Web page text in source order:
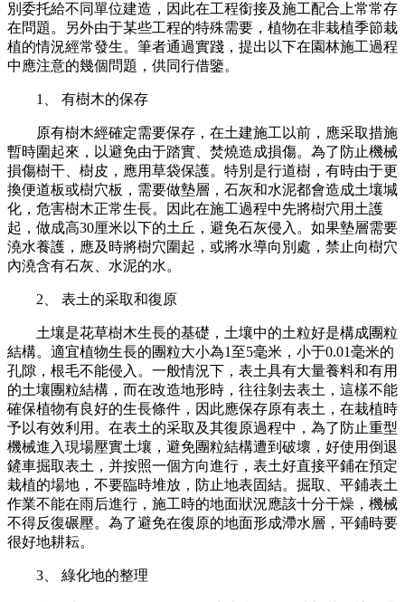
別委托給不同單位建造，因此在工程銜接及施工配合上常常存
在問題。另外由于某些工程的特殊需要，植物在非栽植季節栽
植的情況經常發生。筆者通過實踐，提出以下在園林施工過程
中應注意的幾個問題，供同行借鑒。
1、 有樹木的保存
原有樹木經確定需要保存，在土建施工以前，應采取措施
暫時圍起來，以避免由于踏實、焚燒造成損傷。為了防止機械
損傷樹干、樹皮，應用草袋保護。特別是行道樹，有時由于更
換便道板或樹穴板，需要做墊層，石灰和水泥都會造成土壤堿
化，危害樹木正常生長。因此在施工過程中先將樹穴用土護
起，做成高30厘米以下的土丘，避免石灰侵入。如果墊層需要
澆水養護，應及時將樹穴圍起，或將水導向別處，禁止向樹穴
內澆含有石灰、水泥的水。
2、 表土的采取和復原
土壤是花草樹木生長的基礎，土壤中的土粒好是構成團粒
結構。適宜植物生長的團粒大小為1至5毫米，小于0.01毫米的
孔隙，根毛不能侵入。一般情況下，表土具有大量養料和有用
的土壤團粒結構，而在改造地形時，往往剝去表土，這樣不能
確保植物有良好的生長條件，因此應保存原有表土，在栽植時
予以有效利用。在表土的采取及其復原過程中，為了防止重型
機械進入現場壓實土壤，避免團粒結構遭到破壞，好使用倒退
鏟車掘取表土，并按照一個方向進行，表土好直接平鋪在預定
栽植的場地，不要臨時堆放，防止地表固結。掘取、平鋪表土
作業不能在雨后進行，施工時的地面狀況應該十分干燥，機械
不得反復碾壓。為了避免在復原的地面形成滯水層，平鋪時要
很好地耕耘。
3、 綠化地的整理